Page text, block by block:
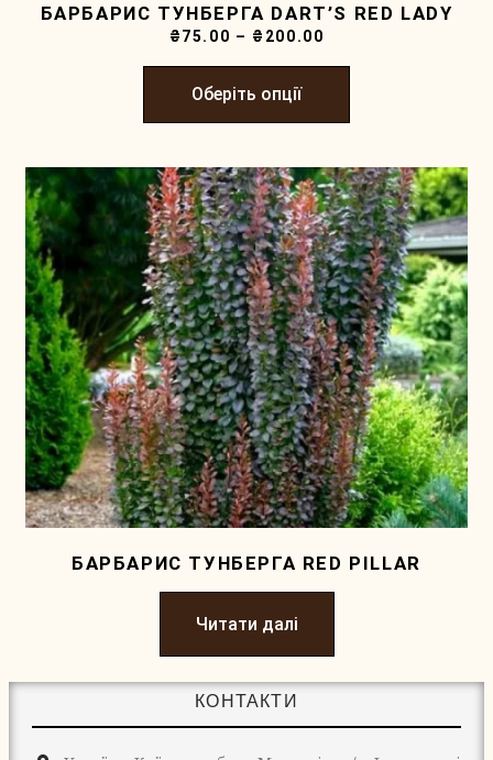
БАРБАРИС ТУНБЕРГА DART’S RED LADY
₴75.00 – ₴ 200.00
Оберіть опції
БАРБАРИС ТУНБЕРГА RED PILLAR
Читати далі
КОНТАКТИ